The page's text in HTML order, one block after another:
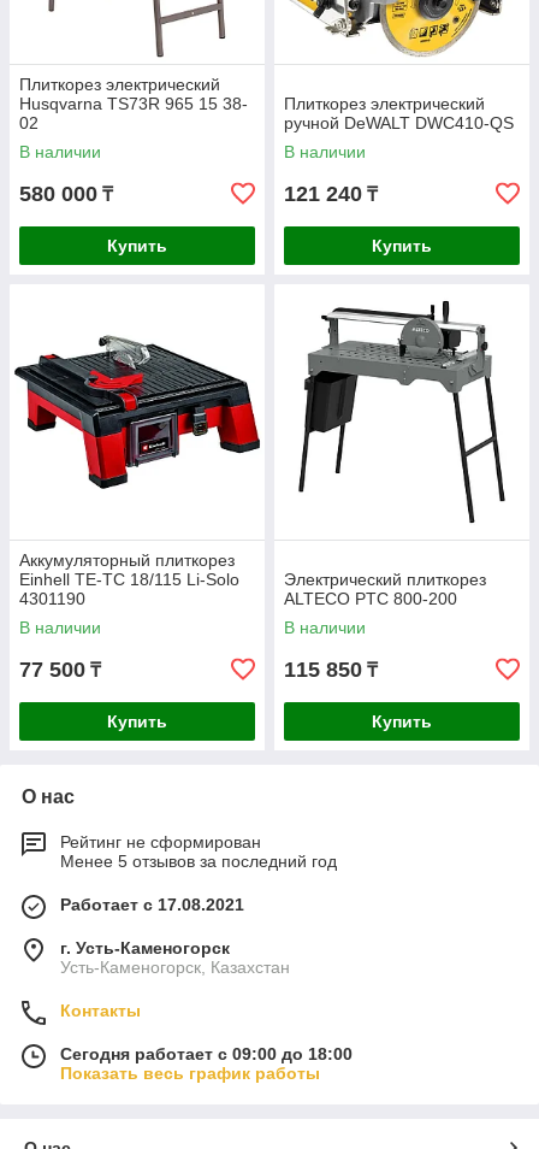
Плиткорез электрический
Husqvarna TS73R 965 15 38-
02
В наличии
580 000 ₸
Купить
Плиткорез электрический
ручной DeWALT DWC410-QS
В наличии
121 240 ₸
Купить
Аккумуляторный плиткорез
Einhell TE-TC 18/115 Li-Solo
4301190
В наличии
77 500 ₸
Купить
Электрический плиткорез
ALTECO PTC 800-200
В наличии
115 850 ₸
Купить
О нас
Рейтинг не сформирован
Менее 5 отзывов за последний год
Работает с 17.08.2021
г. Усть-Каменогорск
Усть-Каменогорск, Казахстан
Контакты
Сегодня работает с 09:00 до 18:00
Показать весь график работы